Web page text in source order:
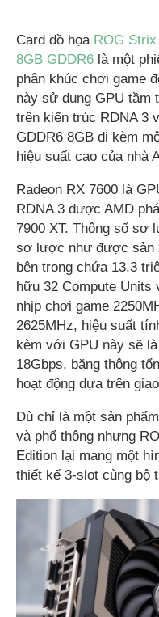
Card đồ họa ROG
8GB GDDR6 là một
phân khúc chơi game
này sử dụng GPU tầm
trên kiến trúc RDNA 3
GDDR6 8GB đi kèm
hiệu suất cao của nhà
Radeon RX 7600 là
RDNA 3 được AMD
7900 XT. Thông số sơ
sơ lược như được sản
bên trong chứa 13,3
hữu 32 Compute Units
nhịp chơi game
2625MHz, hiệu suất
kèm với GPU này sẽ
18Gbps, băng thông
hoạt động dựa trên
Dù chỉ là một sản
và phổ thông nhưng
Edition lại mang một
thiết kế 3-slot cùng bộ